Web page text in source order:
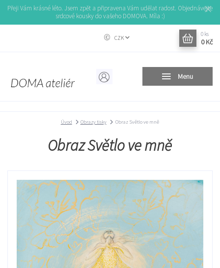
Přeji Vám krásné léto. Jsem zpět a připravena Vám udělat radost. Objednávejte
srdcové kousky do vašeho DOMOVA. Míla :)
Menu
CZK
0 ks
0 Kč
Úvod Obrazy tisky Obraz Světlo ve mně
Obraz Světlo ve mně